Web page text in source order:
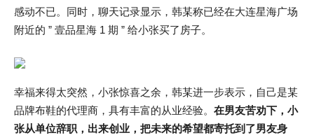
感动不已。同时，聊天记录显示，韩某称已经在大连星海广场
附近的 ” 壹品星海 1 期 ” 给小张买了房子。
幸福来得太突然，小张惊喜之余，韩某进一步表示，自己是某
品牌布鞋的代理商，具有丰富的从业经验。 在男友苦劝下，小
张从单位辞职，出来创业，把未来的希望都寄托到了男友身